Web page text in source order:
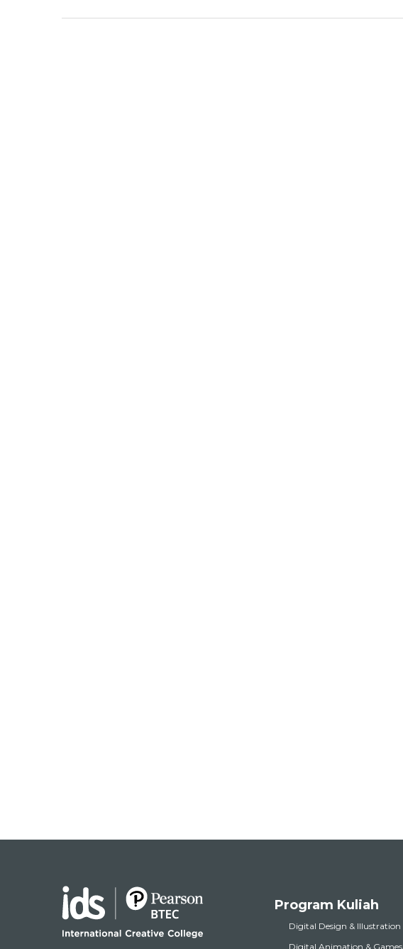
Program Kuliah
Digital Design & Illustration
Digital Animation & Games